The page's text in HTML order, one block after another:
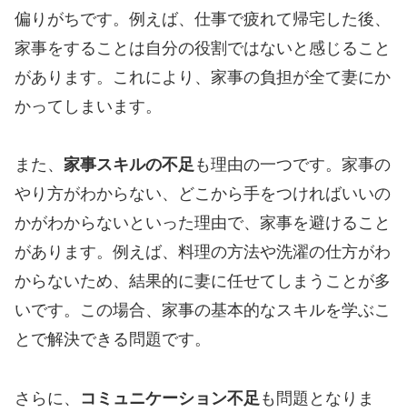
偏りがちです。例えば、仕事で疲れて帰宅した後、
家事をすることは自分の役割ではないと感じること
があります。これにより、家事の負担が全て妻にか
かってしまいます。
また、 家事スキルの不足も理由の一つです。家事の
やり方がわからない、どこから手をつければいいの
かがわからないといった理由で、家事を避けること
があります。例えば、料理の方法や洗濯の仕方がわ
からないため、結果的に妻に任せてしまうことが多
いです。この場合、家事の基本的なスキルを学ぶこ
とで解決できる問題です。
さらに、 コミュニケーション不足 も問題となりま